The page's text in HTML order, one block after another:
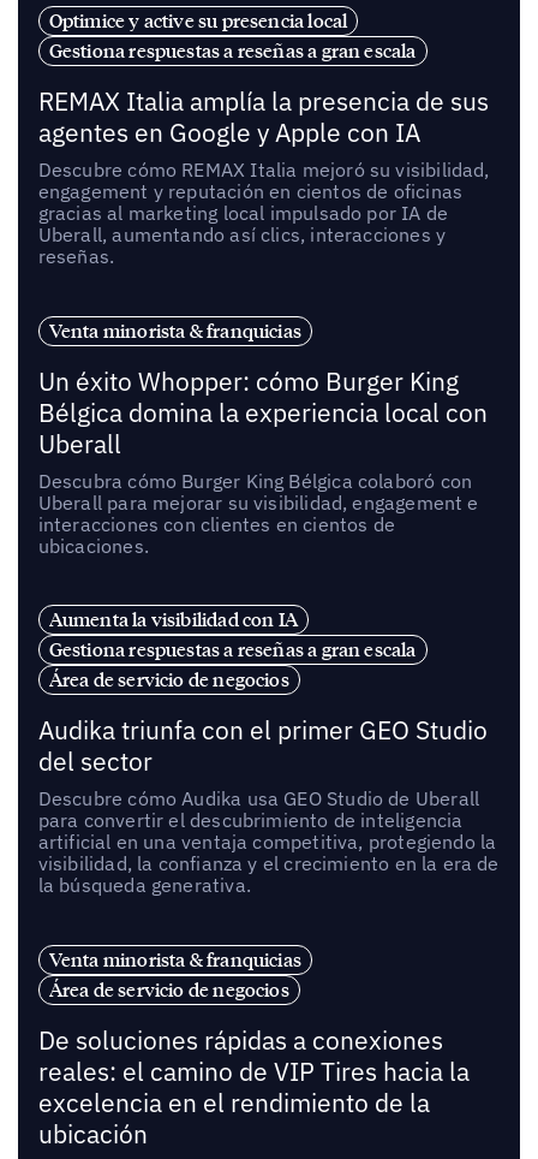
Optimice y active su presencia local
Gestiona respuestas a reseñas a gran escala
REMAX Italia amplía la presencia de sus
agentes en Google y Apple con IA
Descubre cómo REMAX Italia mejoró su visibilidad,
engagement y reputación en cientos de oficinas
gracias al marketing local impulsado por IA de
Uberall, aumentando así clics, interacciones y
reseñas.
Venta minorista & franquicias
Un éxito Whopper: cómo Burger King
Bélgica domina la experiencia local con
Uberall
Descubra cómo Burger King Bélgica colaboró con
Uberall para mejorar su visibilidad, engagement e
interacciones con clientes en cientos de
ubicaciones.
Aumenta la visibilidad con IA
Gestiona respuestas a reseñas a gran escala
Área de servicio de negocios
Audika triunfa con el primer GEO Studio
del sector
Descubre cómo Audika usa GEO Studio de Uberall
para convertir el descubrimiento de inteligencia
artificial en una ventaja competitiva, protegiendo la
visibilidad, la confianza y el crecimiento en la era de
la búsqueda generativa.
Venta minorista & franquicias
Área de servicio de negocios
De soluciones rápidas a conexiones
reales: el camino de VIP Tires hacia la
excelencia en el rendimiento de la
ubicación